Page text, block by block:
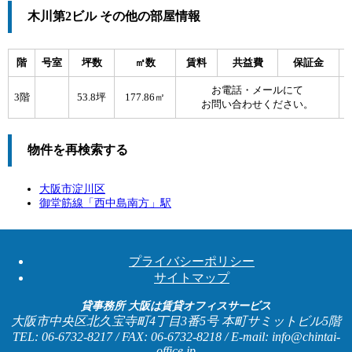
木川第2ビル その他の部屋情報
階 号室 坪数 ㎡数 賃料 共益費 保証金
3階 53.8坪 177.86㎡
お電話・メールにて
お問い合わせください。
物件を再検索する
大阪市淀川区
御堂筋線「 西中島南方 」駅
プライバシーポリシー
サイトマップ
貸事務所 大阪は賃貸オフィスサービス
大阪市中央区北久宝寺町4丁目3番5号 本町サミットビル5階
TEL: 06-6732-8217 / FAX: 06-6732-8218 / E-mail: info@chintai-